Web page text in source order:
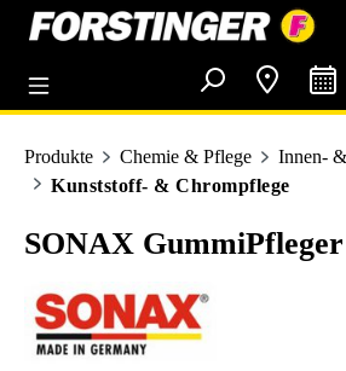
springen
Produkte Chemie & Pflege
Innen-
Kunststoff- & Chrompflege
SONAX